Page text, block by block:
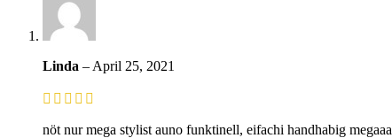
Linda – April 25, 2021
nöt nur mega stylist auno funktinell, eifachi handhabig megaaa